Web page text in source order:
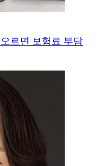
르면 보험료 부담